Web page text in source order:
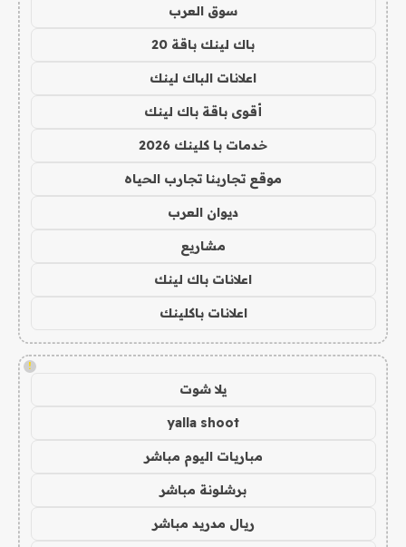
سوق العرب
باك لينك باقة 20
اعلانات الباك لينك
أقوى باقة باك لينك
خدمات با كلينك 2026
موقع تجاربنا تجارب الحياه
ديوان العرب
مشاريع
اعلانات باك لينك
اعلانات باكلينك
!
يلا شوت
yalla shoot
مباريات اليوم مباشر
برشلونة مباشر
ريال مدريد مباشر